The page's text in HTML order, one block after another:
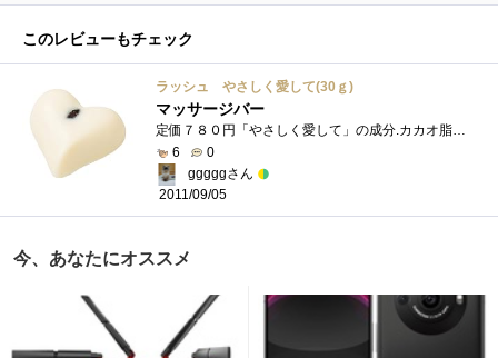
このレビューもチェック
ラッシュ やさしく愛して(30ｇ)
マッサージバー
定価７８０円「やさしく愛して」の成分.カカオ脂、シア脂、ハチミツ、カカオ、香料、アーモンド油、グリセリン、スイートオレンジ油、ベルガ�...
6
0
gggggさん
2011/09/05
今、あなたにオススメ